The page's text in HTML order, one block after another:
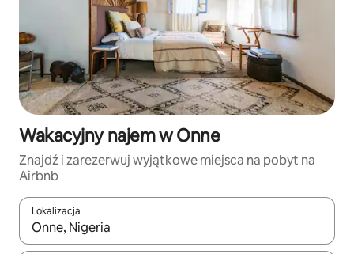
Wakacyjny najem w Onne
Znajdź i zarezerwuj wyjątkowe miejsca na pobyt na
Airbnb
Lokalizacja
Gdy wyniki będą dostępne, możesz poruszać się po nich za